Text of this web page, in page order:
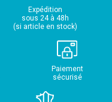
Expédition
sous 24 à 48h
(si article en stock)
Paiement
sécurisé